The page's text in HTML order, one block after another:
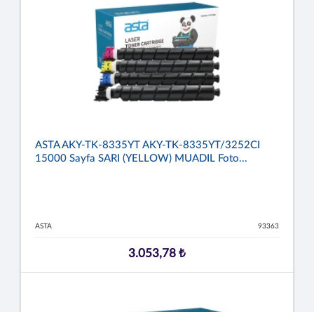
ASTA AKY-TK-8335YT AKY-TK-8335YT/3252CI
15000 Sayfa SARI (YELLOW) MUADIL Foto...
ASTA 93363
3.053,78 ₺